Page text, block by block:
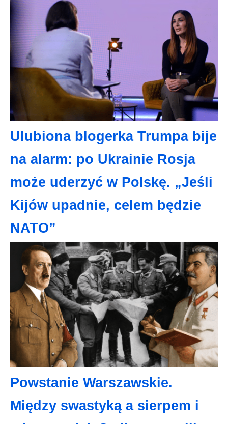
Ulubiona blogerka Trumpa bije
na alarm: po Ukrainie Rosja
może uderzyć w Polskę. „Jeśli
Kijów upadnie, celem będzie
NATO”
Powstanie Warszawskie.
Między swastyką a sierpem i